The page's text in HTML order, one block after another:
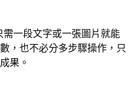
需一段文字或一張圖片就能
，也不必分多步驟操作，只
果。